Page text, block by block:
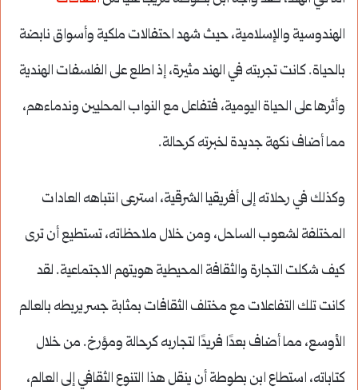
الهندوسية والإسلامية، حيث شهد احتفالات ملكية وأسواق نابضة
بالحياة. كانت تجربته في الهند مثيرة، إذ اطلع على الفلسفات الهندية
وأثرها على الحياة اليومية، فتفاعل مع النواب المحليين وندماءهم،
مما أضاف نكهة جديدة لخبرته كرحالة.
وكذلك في رحلاته إلى أفريقيا الشرقية، استرعى انتباهه العادات
المختلفة لشعوب الساحل، ومن خلال ملاحظاته، تستطيع أن ترى
كيف شكلت التجارة والثقافة المحيطية هويتهم الاجتماعية. لقد
كانت تلك التفاعلات مع مختلف الثقافات بمثابة جسر يربطه بالعالم
الأوسع، مما أضاف بعدًا فريدًا لتجاربه كرحالة ومؤرخ. من خلال
كتاباته، استطاع ابن بطوطة أن ينقل هذا التنوع الثقافي إلى العالم،